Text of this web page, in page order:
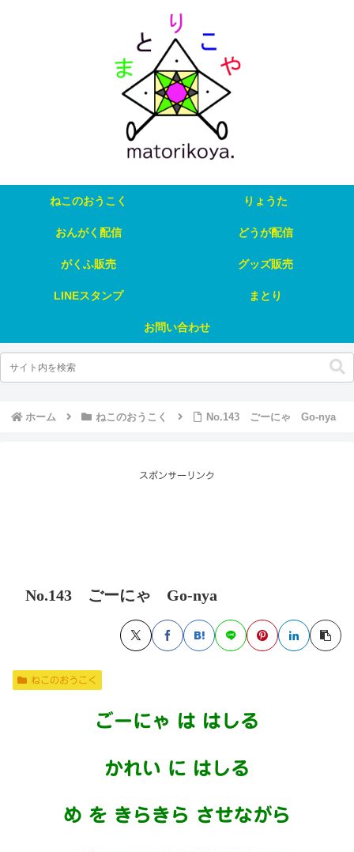
ねこのおうこく りょうた
おんがく配信 どうが配信
がくふ販売 グッズ販売
LINEスタンプ まとり
お問い合わせ
ホーム ねこのおうこく No.143 ごーにゃ Go-nya
スポンサーリンク
No.143 ごーにゃ Go-nya
ねこのおうこく
ごーにゃ は はしる
かれい に はしる
め を きらきら させながら